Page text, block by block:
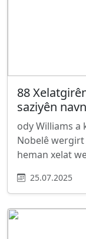
88
saziyên
ody Williams a
Nobelê wergirt
heman xelat
25.07.2025